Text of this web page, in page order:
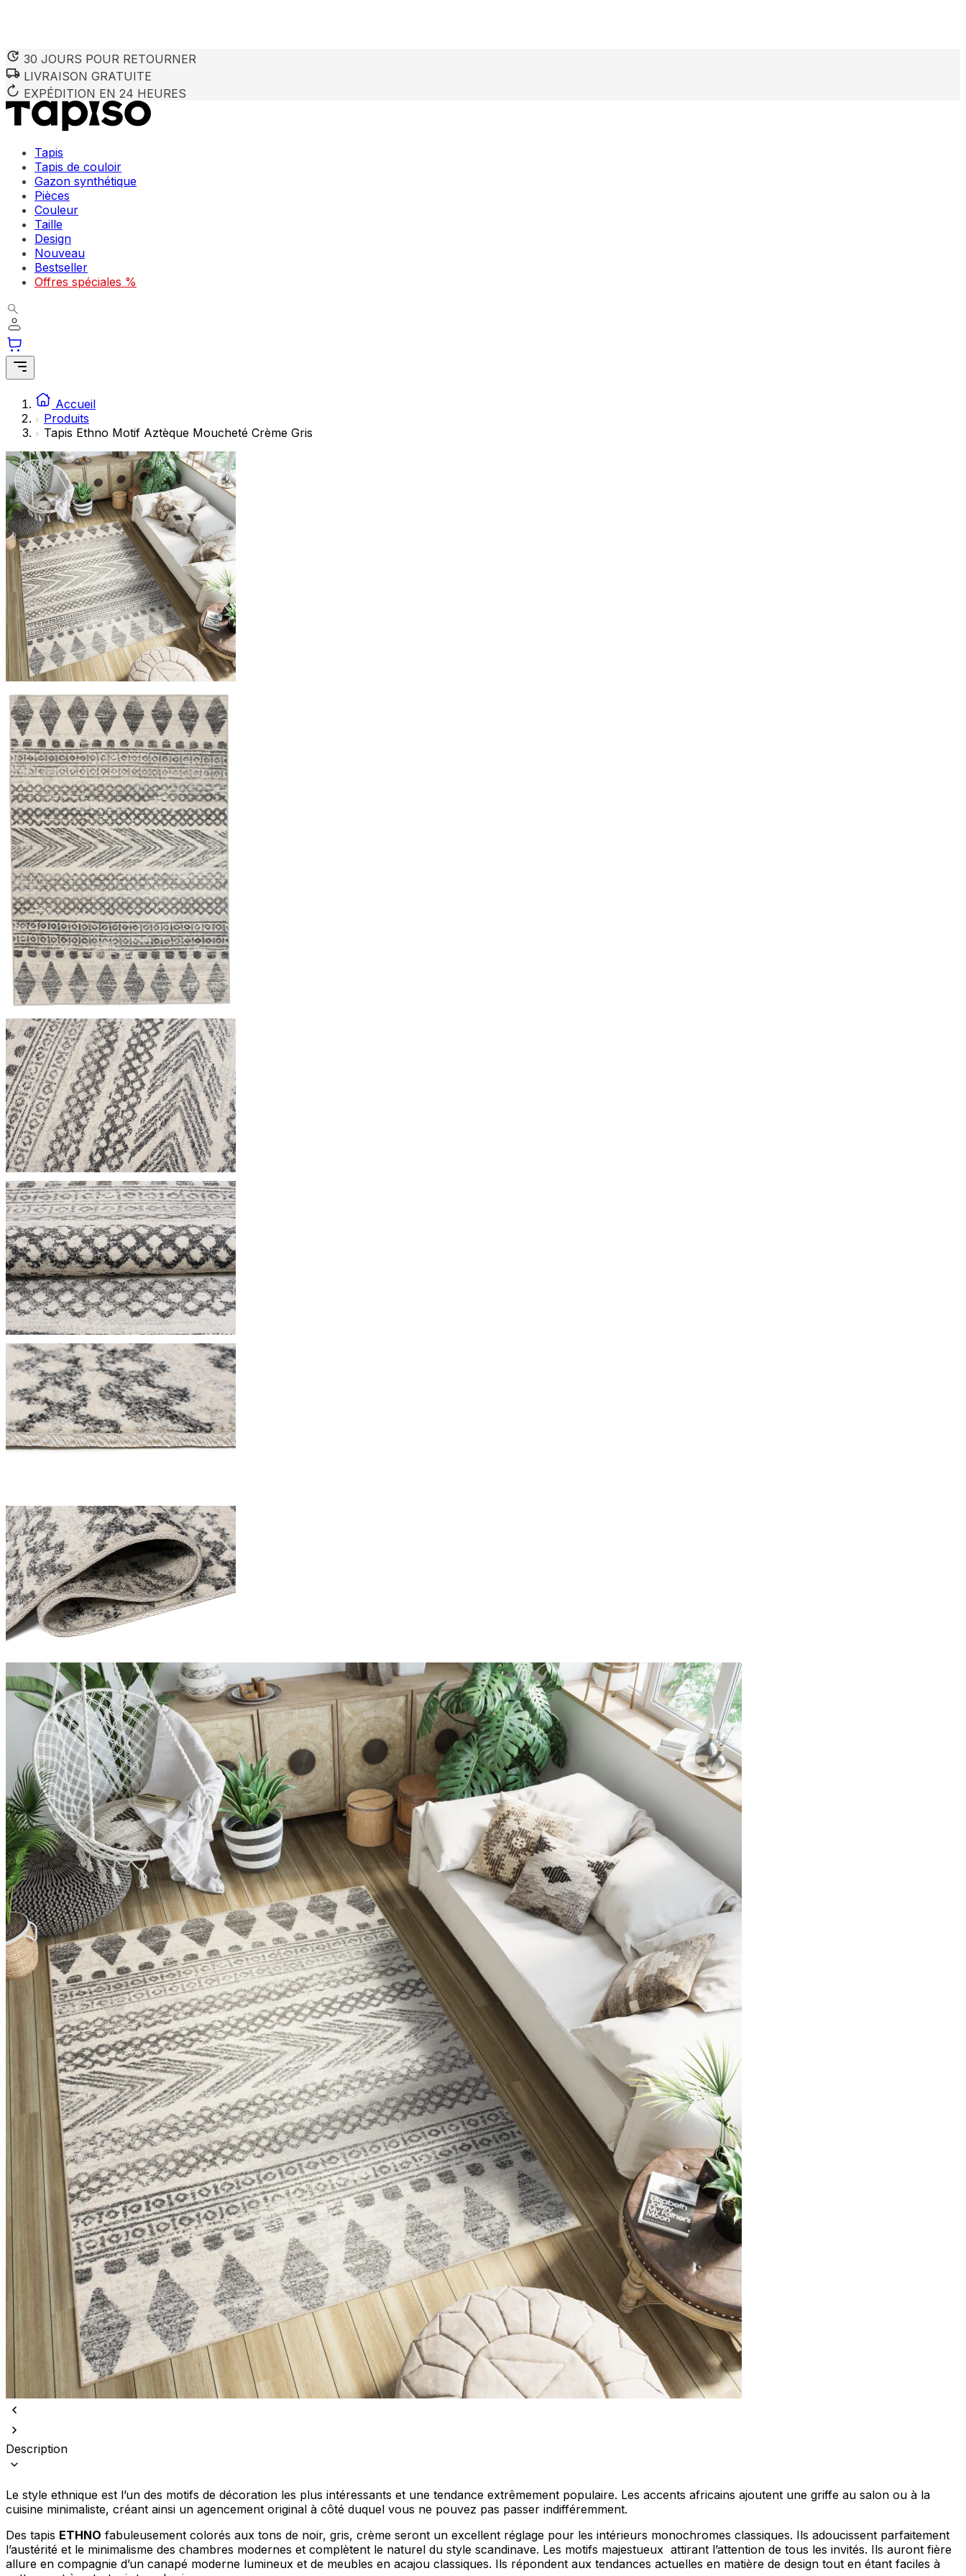
30 JOURS POUR RETOURNER
LIVRAISON GRATUITE
EXPÉDITION EN 24 HEURES
Tapis
Tapis de couloir
Gazon synthétique
Pièces
Couleur
Taille
Design
Nouveau
Bestseller
Offres spéciales %
Accueil
Produits
Tapis Ethno Motif Aztèque Moucheté Crème Gris
Description
Le style ethnique est l’un des motifs de décoration les plus intéressants et une tendance extrêmement populaire. Les accents africains ajoutent une griffe au salon ou à la
cuisine minimaliste, créant ainsi un agencement original à côté duquel vous ne pouvez pas passer indifféremment.
Des tapis ETHNO fabuleusement colorés aux tons de noir, gris, crème seront un excellent réglage pour les intérieurs monochromes classiques. Ils adoucissent parfaitement
l’austérité et le minimalisme des chambres modernes et complètent le naturel du style scandinave. Les motifs majestueux attirant l’attention de tous les invités. Ils auront fière
allure en compagnie d’un canapé moderne lumineux et de meubles en acajou classiques. Ils répondent aux tendances actuelles en matière de design tout en étant faciles à
Nous utilisons des cookies pour personnaliser le contenu et les annonces, offrir des fonctionnalités de réseaux sociaux et analyser notre trafic.
Nous partageons également des informations sur votre utilisation de notre site avec nos partenaires sociaux, publicitaires et analytiques. Ces
partenaires peuvent combiner ces informations avec d'autres données que vous leur avez fournies ou qu'ils ont collectées lors de votre
utilisation de leurs services.
Les cookies indispensables sont cruciaux pour les fonctions de base du site et le site ne fonctionnera pas comme prévu sans eux. Ces cookies
ne stockent aucune donnée permettant d'identifier personnellement un utilisateur.
Préférences
Les cookies liés aux préférences permettent au site de se souvenir des informations qui modifient l'apparence ou le fonctionnement du site,
comme votre langue préférée ou la région dans laquelle vous vous trouvez.
rapportant des informations de manière anonyme.
Marketing
Les cookies marketing sont utilisés pour suivre les utilisateurs sur les sites web. Le but est d'afficher des publicités qui sont pertinentes et
engageantes pour l'utilisateur individuel et, par conséquent, plus précieuses pour les éditeurs et les annonceurs tiers.
Non classés
Les cookies non classés sont des cookies qui sont en processus de classification, en collaboration avec les fournisseurs de cookies individuels.
Rejeter Enregistrer mes préférences